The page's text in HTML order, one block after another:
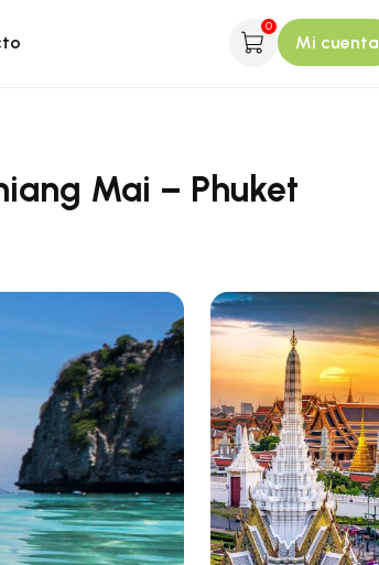
0
Mi cuenta
Mai – Phuket